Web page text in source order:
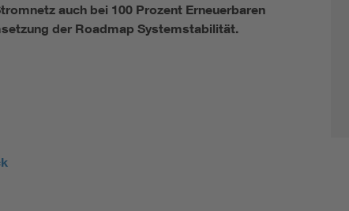
auch bei 100 Prozent Erneuerbaren
der Roadmap Systemstabilität.